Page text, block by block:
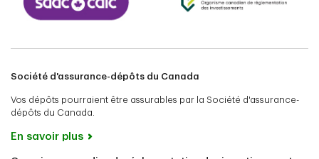
Société d'assurance-dépôts du Canada
Vos dépôts pourraient être assurables par la Société d'assurance-
dépôts du Canada.
En savoir plus